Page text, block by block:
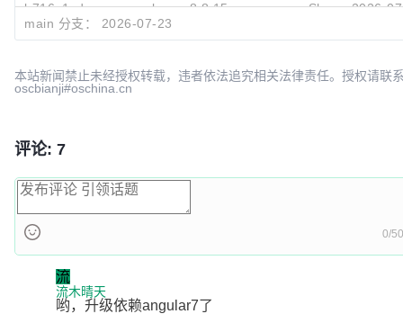
b716c1cd
merge release-8.8.15 Shane 2026-
main 分支：
2026-07-23
本站新闻禁止未经授权转载，违者依法追究相关法律责任。授权请联
oscbianji#oschina.cn
评论: 7
0/
流
流木晴天
哟，升级依赖angular7了